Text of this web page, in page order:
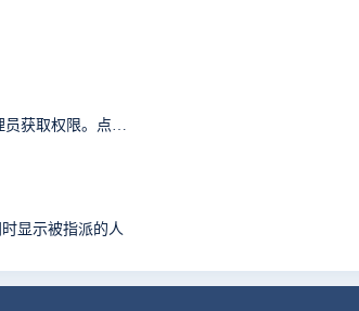
抱歉，您无权访问『首页』模块的『首页』功能。请联系管理员获取权限。点击后退返回上页。
显示被指派的人